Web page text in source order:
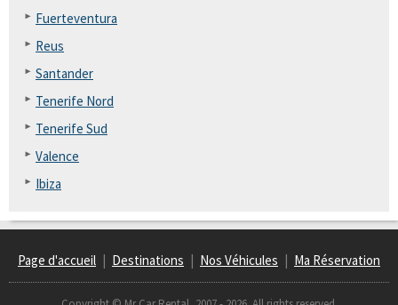
Fuerteventura
Reus
Santander
Tenerife Nord
Tenerife Sud
Valence
Ibiza
Page d'accueil | Destinations | Nos Véhicules | Ma Réservation